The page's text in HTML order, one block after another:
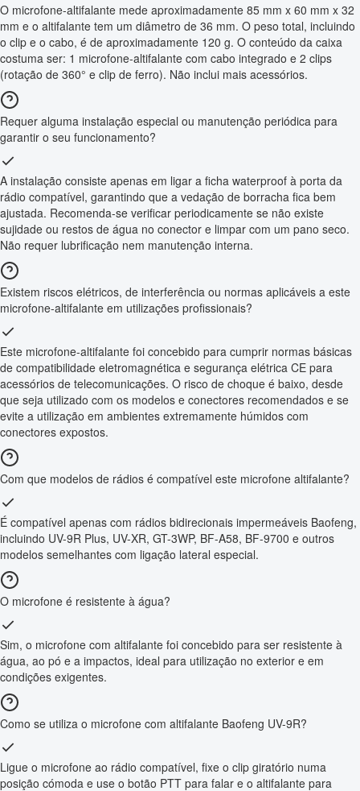
O microfone-altifalante mede aproximadamente 85 mm x 60 mm x 32
mm e o altifalante tem um diâmetro de 36 mm. O peso total, incluindo
o clip e o cabo, é de aproximadamente 120 g. O conteúdo da caixa
costuma ser: 1 microfone-altifalante com cabo integrado e 2 clips
(rotação de 360° e clip de ferro). Não inclui mais acessórios.
Requer alguma instalação especial ou manutenção periódica para
garantir o seu funcionamento?
A instalação consiste apenas em ligar a ficha waterproof à porta da
rádio compatível, garantindo que a vedação de borracha fica bem
ajustada. Recomenda-se verificar periodicamente se não existe
sujidade ou restos de água no conector e limpar com um pano seco.
Não requer lubrificação nem manutenção interna.
Existem riscos elétricos, de interferência ou normas aplicáveis a este
microfone-altifalante em utilizações profissionais?
Este microfone-altifalante foi concebido para cumprir normas básicas
de compatibilidade eletromagnética e segurança elétrica CE para
acessórios de telecomunicações. O risco de choque é baixo, desde
que seja utilizado com os modelos e conectores recomendados e se
evite a utilização em ambientes extremamente húmidos com
conectores expostos.
Com que modelos de rádios é compatível este microfone altifalante?
É compatível apenas com rádios bidirecionais impermeáveis Baofeng,
incluindo UV-9R Plus, UV-XR, GT-3WP, BF-A58, BF-9700 e outros
modelos semelhantes com ligação lateral especial.
O microfone é resistente à água?
Sim, o microfone com altifalante foi concebido para ser resistente à
água, ao pó e a impactos, ideal para utilização no exterior e em
condições exigentes.
Como se utiliza o microfone com altifalante Baofeng UV-9R?
Ligue o microfone ao rádio compatível, fixe o clip giratório numa
posição cómoda e use o botão PTT para falar e o altifalante para